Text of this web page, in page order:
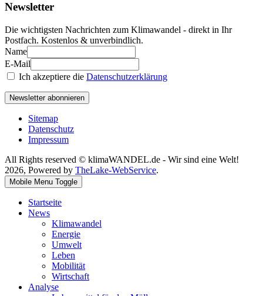
Newsletter
Die wichtigsten Nachrichten zum Klimawandel - direkt in Ihr
Postfach. Kostenlos & unverbindlich.
Name
E-Mail
Ich akzeptiere die Datenschutzerklärung
Newsletter abonnieren
Sitemap
Datenschutz
Impressum
All Rights reserved © klimaWANDEL.de - Wir sind eine Welt!
2026, Powered by TheLake-WebService.
Mobile Menu Toggle
Startseite
News
Klimawandel
Energie
Umwelt
Leben
Mobilität
Wirtschaft
Analyse